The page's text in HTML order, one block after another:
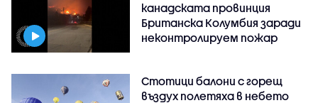
канадската провинция
Британска Колумбия заради
неконтролируем пожар
Стотици балони с горещ
въздух полетяха в небето